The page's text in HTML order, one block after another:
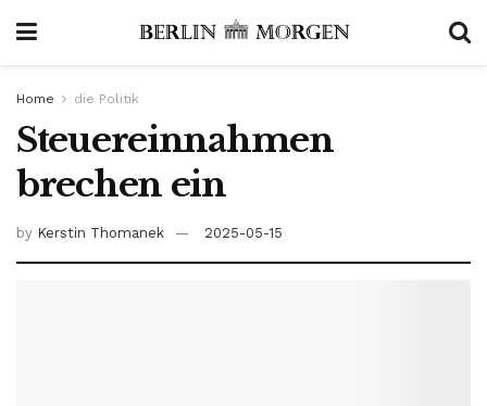
Home die Politik
Steuereinnahmen
brechen ein
by Kerstin Thomanek 2025-05-15